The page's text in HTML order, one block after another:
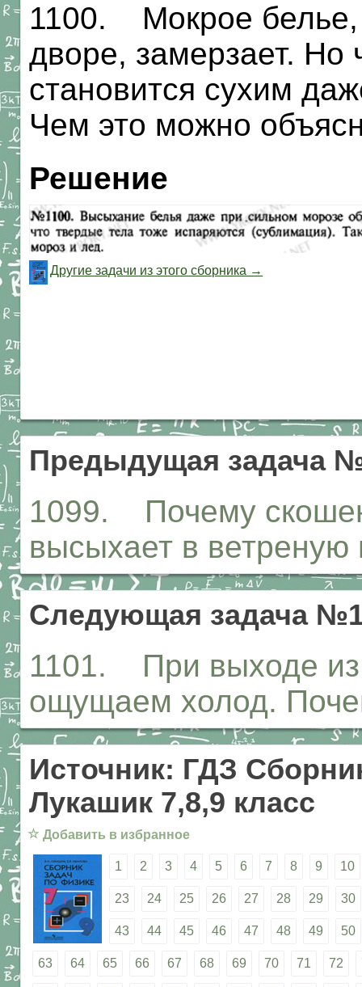
1100. Мокрое
дворе, замерзает. Но
становится сухим
Чем это можно
Решение
Другие задачи из этого сборника →
Предыдущая задача
1099. Почему
высыхает в ветреную
Следующая задача
1101. При выходе из
ощущаем холод.
Источник: ГДЗ
Лукашик 7,8,9 класс
☆ Добавить в избранное
1 2 3 4 5 6 7 8 9 10
23 24 25 26 27 28 29 30
43 44 45 46 47 48 49 50
63 64 65 66 67 68 69 70 71 72